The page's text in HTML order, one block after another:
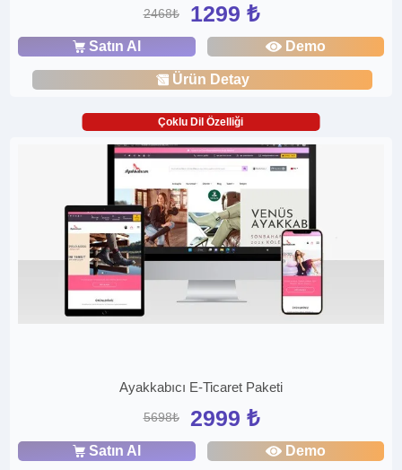
2468₺ 1299 ₺
Satın Al Demo
Ürün Detay
Çoklu Dil Özelliği
Ayakkabıcı E-Ticaret Paketi
5698₺ 2999 ₺
Satın Al Demo